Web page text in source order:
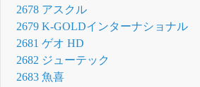
2678 アスクル
2679 K-GOLDインターナショナル
2681 ゲオ HD
2682 ジューテック
2683 魚喜